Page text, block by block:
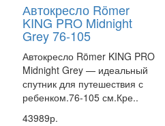
Автокресло Römer
KING PRO Midnight
Grey 76-105
Автокресло Römer KING PRO
Midnight Grey — идеальный
спутник для путешествия с
ребенком.76-105 см.Кре..
43989р.